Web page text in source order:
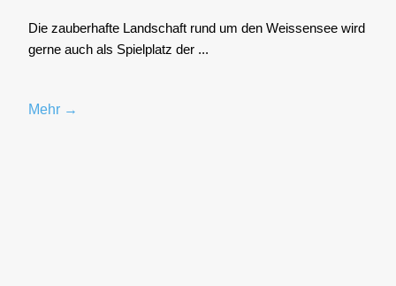
Die zau­ber­haf­te Land­schaft rund um den Weis­sen­see wird
ger­ne auch als Spiel­platz der ...
Mehr →